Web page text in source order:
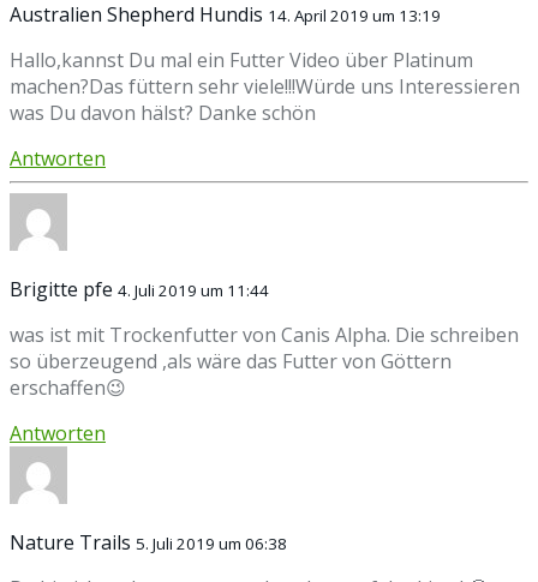
Australien Shepherd Hundis 14. April 2019 um 13:19
Hallo,kannst Du mal ein Futter Video über Platinum
machen?Das füttern sehr viele!!!Würde uns Interessieren
was Du davon hälst? Danke schön
Antworten
Brigitte pfe 4. Juli 2019 um 11:44
was ist mit Trockenfutter von Canis Alpha. Die schreiben
so überzeugend ,als wäre das Futter von Göttern
erschaffen😉
Antworten
Nature Trails 5. Juli 2019 um 06:38